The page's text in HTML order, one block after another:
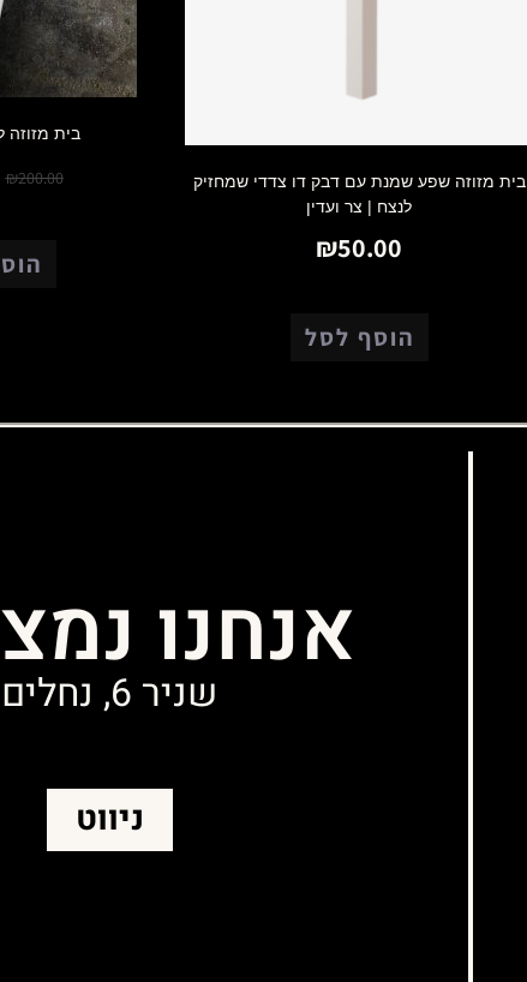
בית מזוזה שפע שמנת עם דבק דו צדדי שמחזיק
לנצח | צר ועדין
₪50.00
הוסף לסל
בית מזוזה
₪200.00
אנחנו
שניר 6, נחלים
ניווט